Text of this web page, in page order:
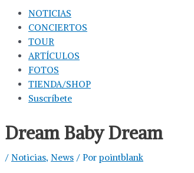
NOTICIAS
CONCIERTOS
TOUR
ARTÍCULOS
FOTOS
TIENDA/SHOP
Suscríbete
Dream Baby Dream
/ Noticias, News / Por pointblank